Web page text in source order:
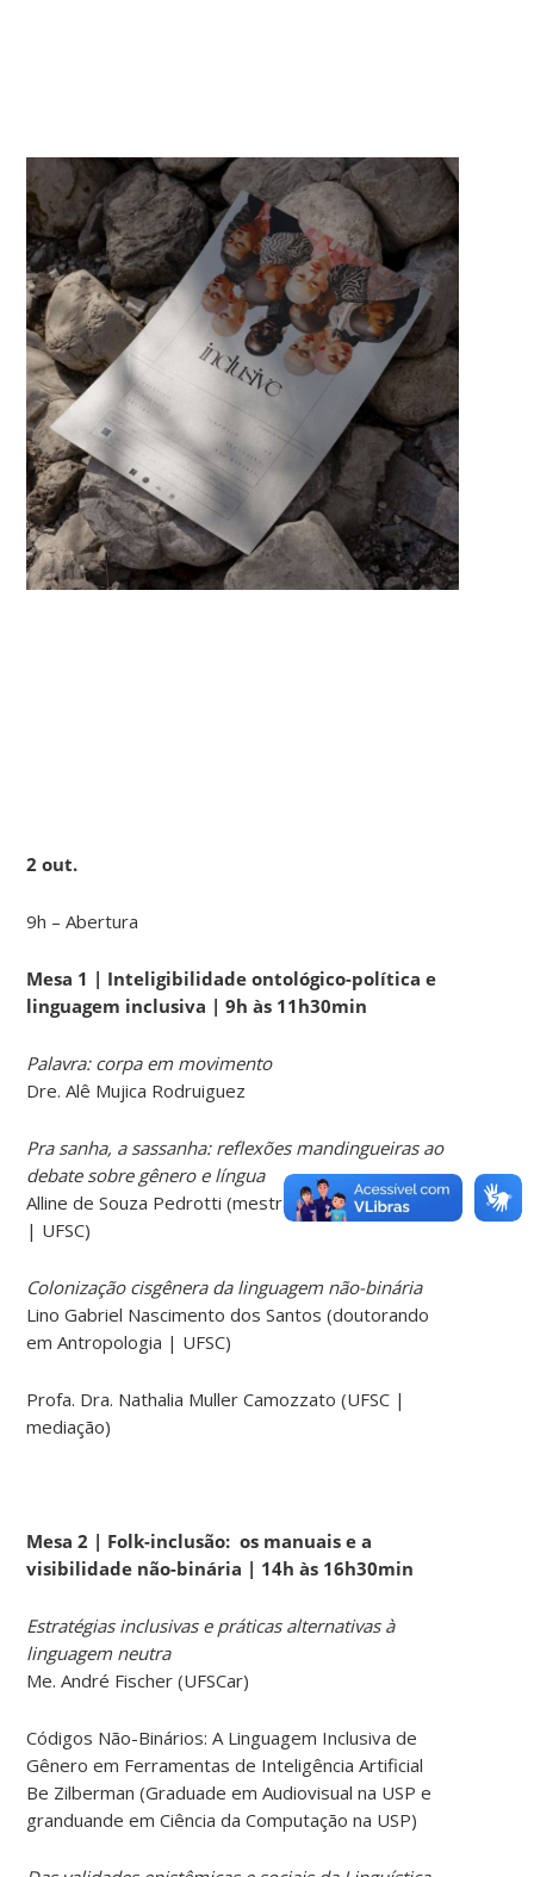
2 out.
9h – Abertura
Mesa 1 | Inteligibilidade ontológico-política e
linguagem inclusiva | 9h às 11h30min
Palavra: corpa em movimento
Dre. Alê Mujica Rodruiguez
Pra sanha, a sassanha: reflexões mandingueiras ao
debate sobre gênero e língua
Alline de Souza Pedrotti (mestrande em Linguística
| UFSC)
Colonização cisgênera da linguagem não-binária
Lino Gabriel Nascimento dos Santos (doutorando
em Antropologia | UFSC)
Profa. Dra. Nathalia Muller Camozzato (UFSC |
mediação)
Mesa 2 | Folk-inclusão: os manuais e a
visibilidade não-binária | 14h às 16h30min
Estratégias inclusivas e práticas alternativas à
linguagem neutra
Me. André Fischer (UFSCar)
Códigos Não-Binários: A Linguagem Inclusiva de
Gênero em Ferramentas de Inteligência Artificial
Be Zilberman (Graduade em Audiovisual na USP e
granduande em Ciência da Computação na USP)